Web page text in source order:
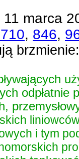
marca
, 846,
brzmienie:
odpłatnie
i tym